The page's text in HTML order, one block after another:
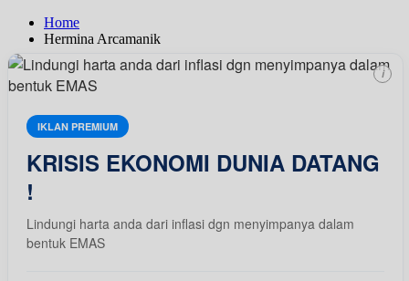
Home
Hermina Arcamanik
IKLAN PREMIUM
KRISIS EKONOMI DUNIA DATANG
!
Lindungi harta anda dari inflasi dgn menyimpanya dalam
bentuk EMAS
i